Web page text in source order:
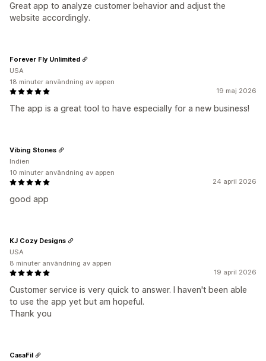
Great app to analyze customer behavior and adjust the
website accordingly.
19 maj 2026
The app is a great tool to have especially for a new business!
Forever Fly Unlimited
USA
18 minuter användning av appen
24 april 2026
good app
Vibing Stones
Indien
10 minuter användning av appen
19 april 2026
Customer service is very quick to answer. I haven't been able
to use the app yet but am hopeful.
Thank you
KJ Cozy Designs
USA
8 minuter användning av appen
CasaFil